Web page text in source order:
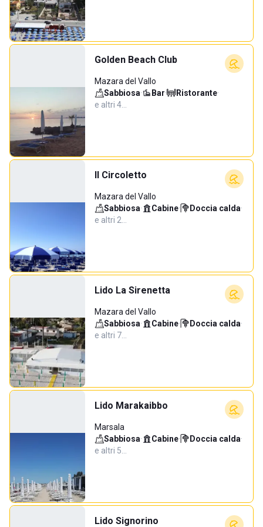
Golden Beach Club
Mazara del Vallo
Sabbiosa· Bar· Ristorante·
e altri 4…
Il Circoletto
Mazara del Vallo
Sabbiosa· Cabine· Doccia calda·
e altri 2…
Lido La Sirenetta
Mazara del Vallo
Sabbiosa· Cabine· Doccia calda·
e altri 7…
Lido Marakaibbo
Marsala
Sabbiosa· Cabine· Doccia calda·
e altri 5…
Lido Signorino